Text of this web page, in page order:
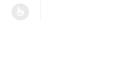
式。 可在產品頁面選擇選項